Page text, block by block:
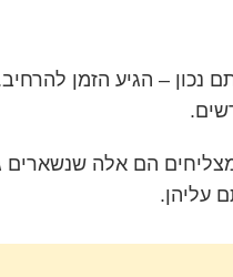
– הגיע הזמן
הם אלה
עליהן.